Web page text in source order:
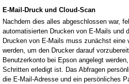
E-Mail-Druck und Cloud-Scan
Nachdem dies alles abgeschlossen war,
automatisierten Drucken von E-Mails und
Drucken von E-Mails muss zunächst eine
werden, um den Drucker darauf
Benutzerkonto bei Epson angelegt
Schritten erledigt ist. Das Abfragen
die E-Mail-Adresse und ein persönliches